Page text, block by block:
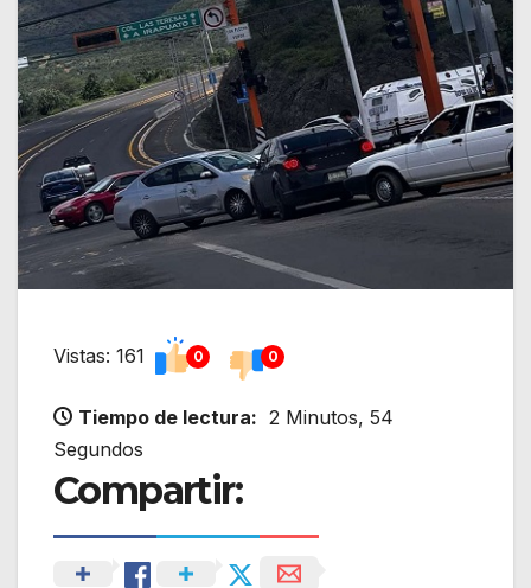
Vistas: 161 0 0
Tiempo de lectura: 2 Minutos, 54
Segundos
Compartir: